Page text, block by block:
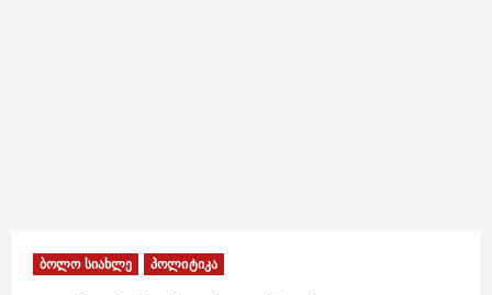
ბოლო სიახლე პოლიტიკა